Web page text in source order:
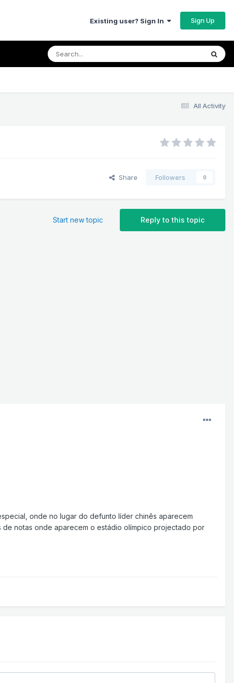
Existing user? Sign In Sign Up
All Activity
Share Followers 0
Reply to this topic
Start new topic
onde no lugar do defunto líder chinês aparecem
de notas onde aparecem o estádio olímpico projectado por